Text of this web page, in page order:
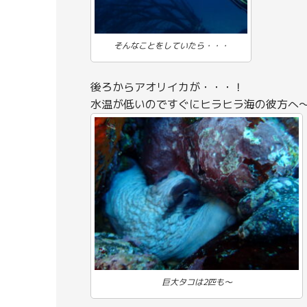
そんなことをしていたら・・・
後ろからアオリイカが・・・！
水温が低いのですぐにヒラヒラ海の彼方へ
巨大タコは2匹も～